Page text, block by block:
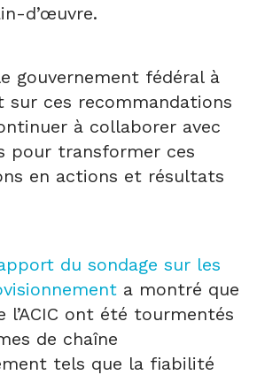
d’œuvre.
gouvernement fédéral à
sur ces recommandations
à collaborer avec
pour transformer ces
en actions et résultats
du sondage sur les
a montré que
l’ACIC ont été tourmentés
de chaîne
tels que la fiabilité